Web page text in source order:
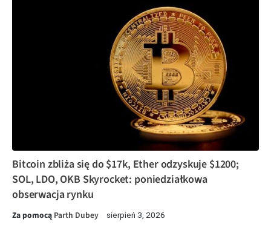
Bitcoin zbliża się do $17k, Ether odzyskuje $1200;
SOL, LDO, OKB Skyrocket: poniedziałkowa
obserwacja rynku
Za pomocą Parth Dubey sierpień 3, 2026